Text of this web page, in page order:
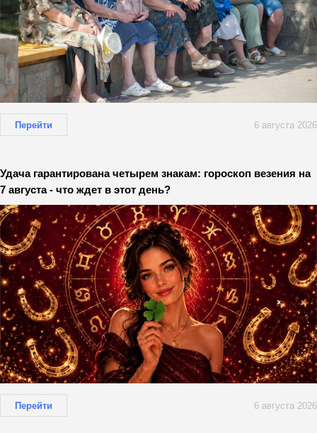
Перейти 6 августа 2026
Удача гарантирована четырем знакам: гороскоп везения на
7 августа - что ждет в этот день?
Перейти 6 августа 2026